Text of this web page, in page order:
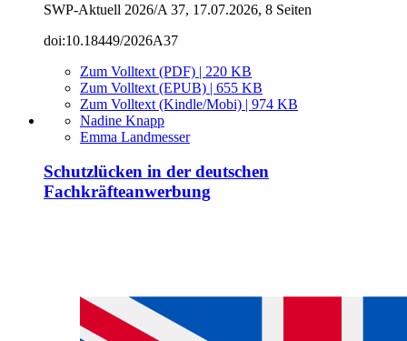
SWP-Aktuell 2026/A 37, 17.07.2026, 8 Seiten
doi:10.18449/2026A37
Zum Volltext (PDF) | 220 KB
Zum Volltext (EPUB) | 655 KB
Zum Volltext (Kindle/Mobi) | 974 KB
Nadine Knapp
Emma Landmesser
Schutzlücken in der deutschen
Fachkräfteanwerbung